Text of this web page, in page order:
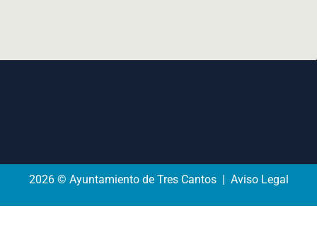
2026 © Ayuntamiento de Tres Cantos | Aviso Legal